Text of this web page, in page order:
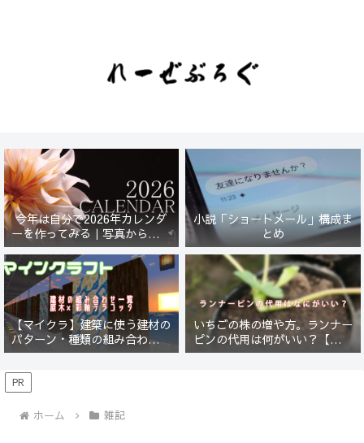
今年は自分で2026年カレンダ
ーを作ってみる｜写真から始ま
る小さなプロジェクト【一灯
花】
小説「ショートメール」構成ま
とめ
【マイクラ】建築に使う建材の
パターン・種類の組み合わせ一
覧！原木×彩釉テラコッタ編
いちごの株の増や方。ランナー
ピンの代用は何がいい？【５年
放置したイチゴは復活するの
PR
ホーム 雑記